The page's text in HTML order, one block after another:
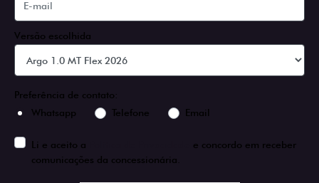
Versão escolhida
Preferência de contato:
Whatsapp
Telefone Email
Li e aceito a
e concordo em receber
comunicações da concessionária.